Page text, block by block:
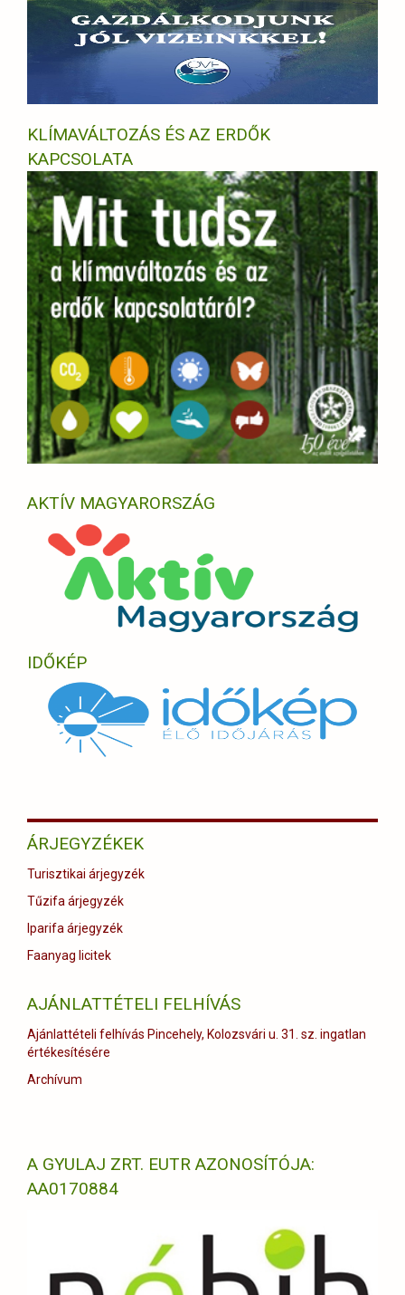
KLÍMAVÁLTOZÁS ÉS AZ ERDŐK
KAPCSOLATA
AKTÍV MAGYARORSZÁG
IDŐKÉP
ÁRJEGYZÉKEK
Turisztikai árjegyzék
Tűzifa árjegyzék
Iparifa árjegyzék
Faanyag licitek
AJÁNLATTÉTELI FELHÍVÁS
Ajánlattételi felhívás Pincehely, Kolozsvári u. 31. sz. ingatlan
értékesítésére
Archívum
A GYULAJ ZRT. EUTR AZONOSÍTÓJA:
AA0170884